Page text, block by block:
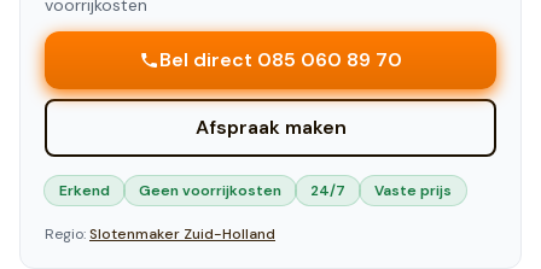
voorrijkosten
Bel direct 085 060 89 70
Afspraak maken
Erkend Geen voorrijkosten 24/7 Vaste prijs
Regio:Slotenmaker Zuid-Holland